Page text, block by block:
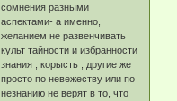
сомнения разными
аспектами- а именно,
желанием не развенчивать
культ тайности и избранности
знания , корысть , другие же
просто по невежеству или по
незнанию не верят в то, что